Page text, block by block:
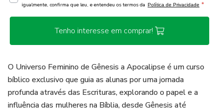
igualmente, confirma que leu, e entendeu os termos da Política de Privacidade *
Tenho interesse em comprar!
O Universo Feminino de Gênesis a Apocalipse é um curso
bíblico exclusivo que guia as alunas por uma jornada
profunda através das Escrituras, explorando o papel e a
influência das mulheres na Bíblia, desde Gênesis até